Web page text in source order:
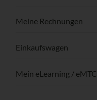
Meine Rechnungen
Einkaufswagen
Mein eLearning / eMTC